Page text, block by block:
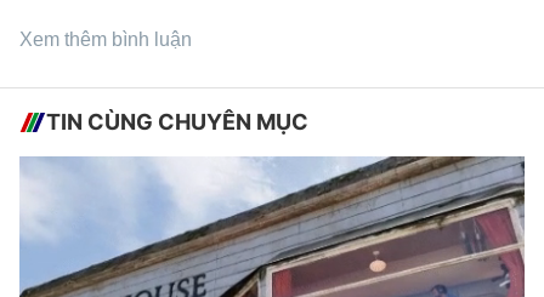
Xem thêm bình luận
TIN CÙNG CHUYÊN MỤC